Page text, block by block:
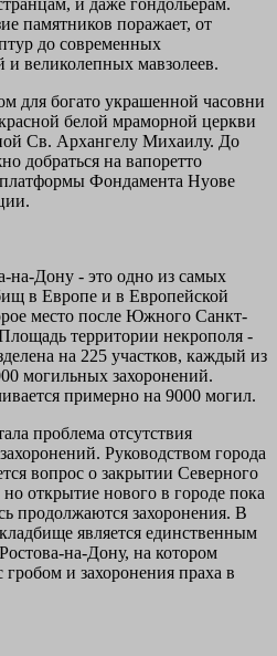
и даже гондольерам.
памятников поражает, от
до современных
великолепных мавзолеев.
для богато украшенной часовни
белой мраморной церкви
Св. Архангелу Михаилу. До
добраться на вапоретто
Фондамента Нуове
на-Дону - это одно из самых
в Европе и в Европейской
место после Южного Санкт-
территории некрополя -
на 225 участков, каждый из
могильных захоронений.
примерно на 9000 могил.
проблема отсутствия
Руководством города
вопрос о закрытии Северного
открытие нового в городе пока
продолжаются захоронения. В
является единственным
на-Дону, на котором
гробом и захоронения праха в